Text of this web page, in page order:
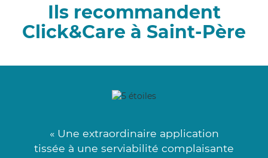
Ils recommandent
Click&Care à Saint-Père
« Une extraordinaire application
tissée à une serviabilité complaisante